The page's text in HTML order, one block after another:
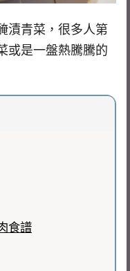
漬青菜，很多人第
或是一盤熱騰騰的
食譜